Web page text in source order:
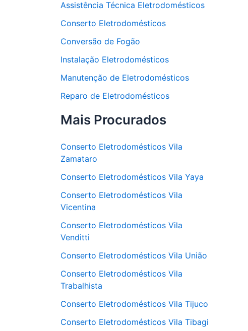
Assistência Técnica Eletrodomésticos
Conserto Eletrodomésticos
Conversão de Fogão
Instalação Eletrodomésticos
Manutenção de Eletrodomésticos
Reparo de Eletrodomésticos
Mais Procurados
Conserto Eletrodomésticos Vila
Zamataro
Conserto Eletrodomésticos Vila Yaya
Conserto Eletrodomésticos Vila
Vicentina
Conserto Eletrodomésticos Vila
Venditti
Conserto Eletrodomésticos Vila União
Conserto Eletrodomésticos Vila
Trabalhista
Conserto Eletrodomésticos Vila Tijuco
Conserto Eletrodomésticos Vila Tibagi